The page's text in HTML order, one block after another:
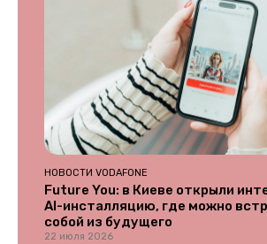
НОВОСТИ VODAFONE
Future You: в Киеве открыли
AI-инсталляцию, где можно
собой из будущего
22 июля 2026